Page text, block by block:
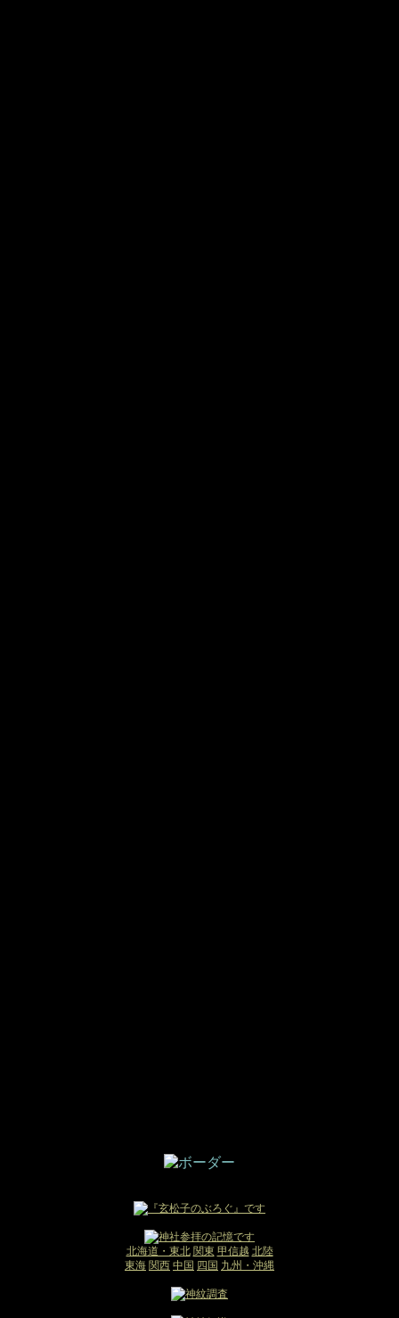
北海道・東北 関東 甲信越 北陸
東海 関西 中国 四国 九州・沖縄